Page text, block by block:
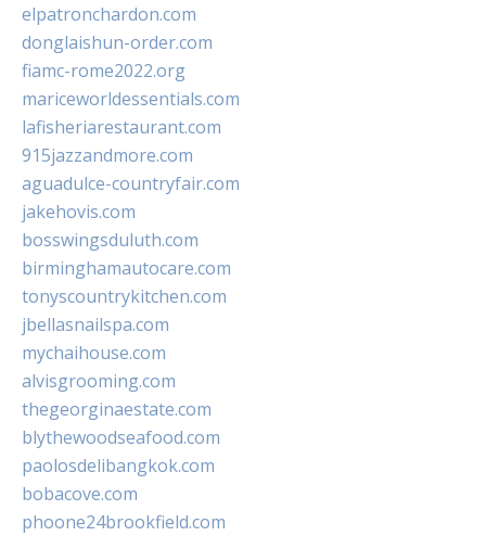
elpatronchardon.com
donglaishun-order.com
fiamc-rome2022.org
mariceworldessentials.com
lafisheriarestaurant.com
915jazzandmore.com
aguadulce-countryfair.com
jakehovis.com
bosswingsduluth.com
birminghamautocare.com
tonyscountrykitchen.com
jbellasnailspa.com
mychaihouse.com
alvisgrooming.com
thegeorginaestate.com
blythewoodseafood.com
paolosdelibangkok.com
bobacove.com
phoone24brookfield.com